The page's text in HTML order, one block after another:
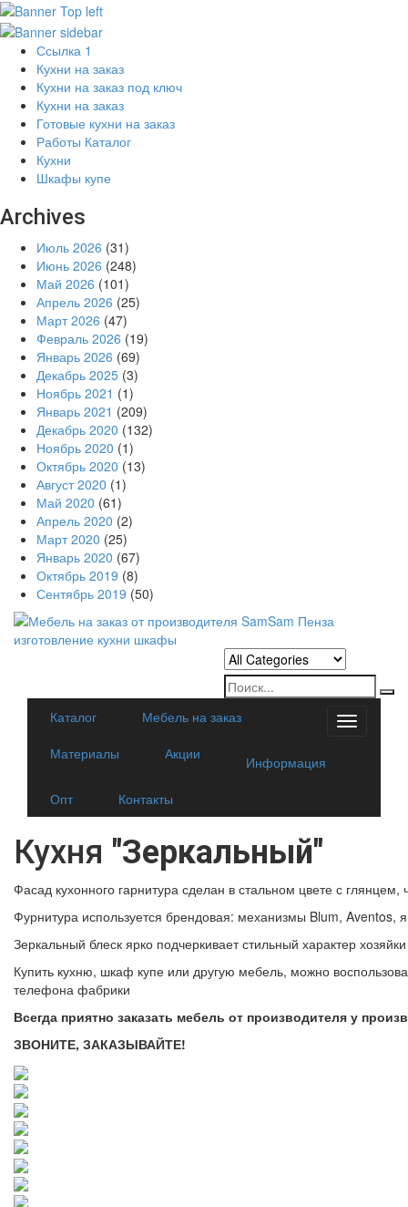
Ссылка 1
Кухни на заказ
Кухни на заказ под ключ
Кухни на заказ
Готовые кухни на заказ
Работы Каталог
Кухни
Шкафы купе
Archives
Июль 2026 (31)
Июнь 2026 (248)
Май 2026 (101)
Апрель 2026 (25)
Март 2026 (47)
Февраль 2026 (19)
Январь 2026 (69)
Декабрь 2025 (3)
Ноябрь 2021 (1)
Январь 2021 (209)
Декабрь 2020 (132)
Ноябрь 2020 (1)
Октябрь 2020 (13)
Август 2020 (1)
Май 2020 (61)
Апрель 2020 (2)
Март 2020 (25)
Январь 2020 (67)
Октябрь 2019 (8)
Сентябрь 2019 (50)
Categories
Каталог
Мебель на заказ
Материалы
Акции
Информация
Опт
Контакты
Кухня "Зеркальный"
Фасад кухонного гарнитура сделан в стальном цвете с
Фурнитура используется брендовая: механизмы Blum,
Зеркальный блеск ярко подчеркивает стильный характер
Купить кухню, шкаф купе или другую мебель, можно
телефона фабрики
Всегда приятно заказать мебель от производителя у
ЗВОНИТЕ, ЗАКАЗЫВАЙТЕ!